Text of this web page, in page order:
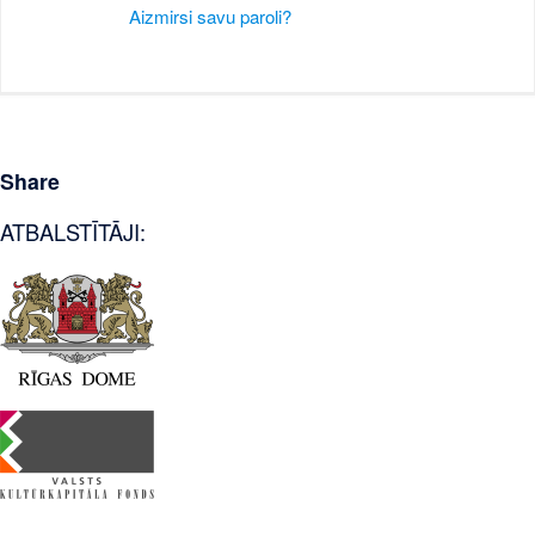
Aizmirsi savu paroli?
Share
ATBALSTĪTĀJI: